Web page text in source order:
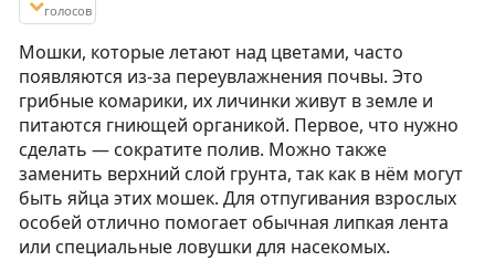
голосов
Мошки, которые летают над цветами, часто
появляются из-за переувлажнения почвы. Это
грибные комарики, их личинки живут в земле и
питаются гниющей органикой. Первое, что нужно
сделать — сократите полив. Можно также
заменить верхний слой грунта, так как в нём могут
быть яйца этих мошек. Для отпугивания взрослых
особей отлично помогает обычная липкая лента
или специальные ловушки для насекомых.